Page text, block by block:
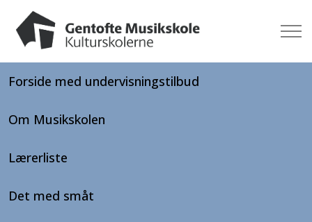
Forside med undervisningstilbud
Om Musikskolen
Lærerliste
Det med småt